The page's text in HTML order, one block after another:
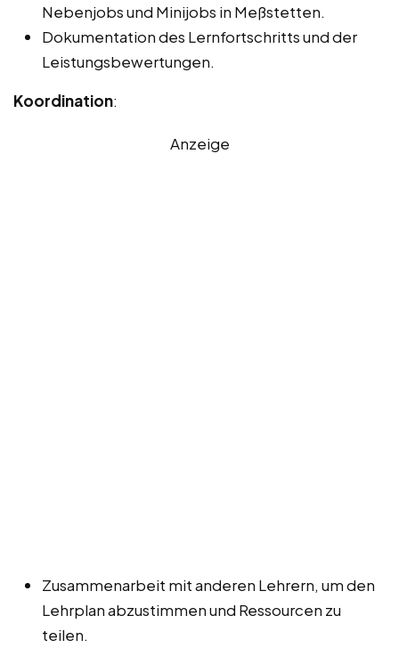
Nebenjobs und Minijobs in Meßstetten.
Dokumentation des Lernfortschritts und der
Leistungsbewertungen.
Koordination:
Anzeige
Zusammenarbeit mit anderen Lehrern, um den
Lehrplan abzustimmen und Ressourcen zu
teilen.